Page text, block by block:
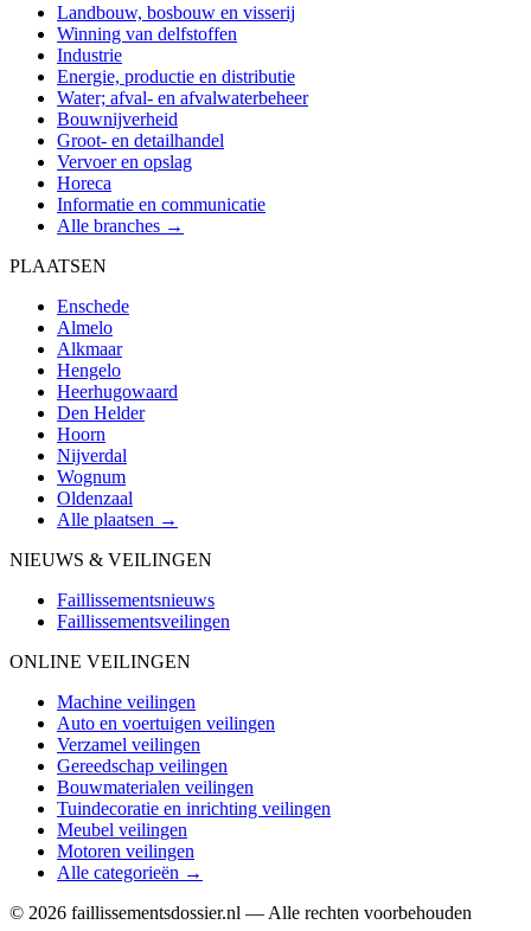
Landbouw, bosbouw en visserij
Winning van delfstoffen
Industrie
Energie, productie en distributie
Water; afval- en afvalwaterbeheer
Bouwnijverheid
Groot- en detailhandel
Vervoer en opslag
Horeca
Informatie en communicatie
Alle branches →
PLAATSEN
Enschede
Almelo
Alkmaar
Hengelo
Heerhugowaard
Den Helder
Hoorn
Nijverdal
Wognum
Oldenzaal
Alle plaatsen →
NIEUWS & VEILINGEN
Faillissementsnieuws
Faillissementsveilingen
ONLINE VEILINGEN
Machine veilingen
Auto en voertuigen veilingen
Verzamel veilingen
Gereedschap veilingen
Bouwmaterialen veilingen
Tuindecoratie en inrichting veilingen
Meubel veilingen
Motoren veilingen
Alle categorieën →
© 2026 faillissementsdossier.nl — Alle rechten voorbehouden